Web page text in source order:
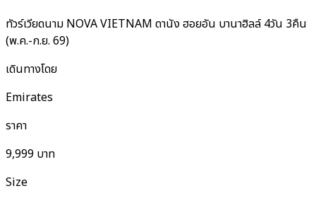
ทัวร์เวียดนาม NOVA VIETNAM ดานัง ฮอยอัน บานาฮิลล์ 4วัน 3คืน
(พ.ค.-ก.ย. 69)
เดินทางโดย
Emirates
ราคา
9,999 บาท
Size